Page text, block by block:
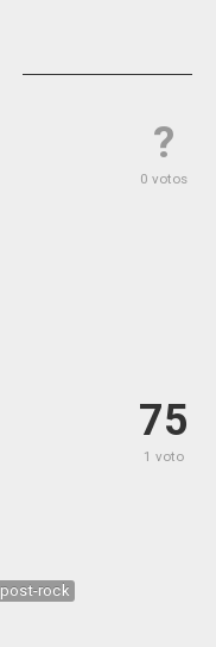
?
0 votos
75
1 voto
post-rock